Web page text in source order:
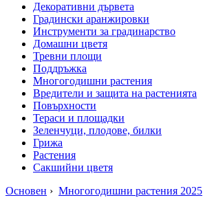
Декоративни дървета
Градински аранжировки
Инструменти за градинарство
Домашни цветя
Тревни площи
Поддръжка
Многогодишни растения
Вредители и защита на растенията
Повърхности
Тераси и площадки
Зеленчуци, плодове, билки
Грижа
Растения
Сакшийни цветя
Основен › Многогодишни растения 2025